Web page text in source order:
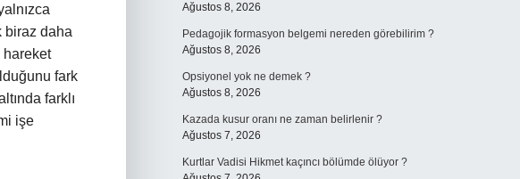
biraz daha
hareket
fark
farklı
işe
Ağustos 8, 2026
Pedagojik formasyon belgemi nereden görebilirim ?
Ağustos 8, 2026
Opsiyonel yok ne demek ?
Ağustos 8, 2026
Kazada kusur oranı ne zaman belirlenir ?
Ağustos 7, 2026
Kurtlar Vadisi Hikmet kaçıncı bölümde ölüyor ?